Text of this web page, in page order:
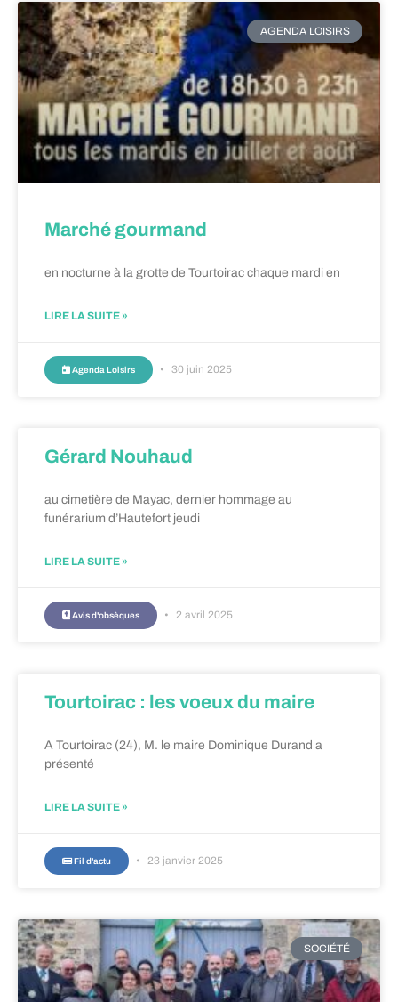
AGENDA LOISIRS
Marché gourmand
en nocturne à la grotte de Tourtoirac chaque mardi en
LIRE LA SUITE »
Agenda Loisirs 30 juin 2025
Gérard Nouhaud
au cimetière de Mayac, dernier hommage au
funérarium d’Hautefort jeudi
LIRE LA SUITE »
Avis d'obsèques 2 avril 2025
Tourtoirac : les voeux du maire
A Tourtoirac (24), M. le maire Dominique Durand a
présenté
LIRE LA SUITE »
Fil d'actu 23 janvier 2025
SOCIÉTÉ